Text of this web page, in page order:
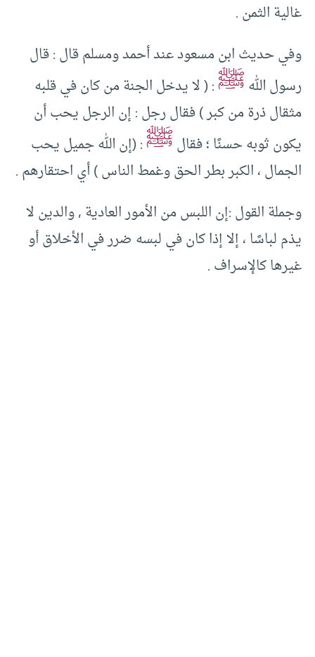
غالية الثمن .
وفي حديث ابن مسعود عند أحمد ومسلم قال : قال
رسول اللهﷺ: ( لا يدخل الجنة من كان في قلبه
مثقال ذرة من كبر ) فقال رجل : إن الرجل يحب أن
يكون ثوبه حسنًا ؛ فقالﷺ: (إن الله جميل يحب
الجمال ، الكبر بطر الحق وغمط الناس ) أي احتقارهم .
وجملة القول :إن اللبس من الأمور العادية , والدين لا
يذم لباسًا ، إلا إذا كان في لبسه ضرر في الأخلاق أو
غيرها كالإسراف .